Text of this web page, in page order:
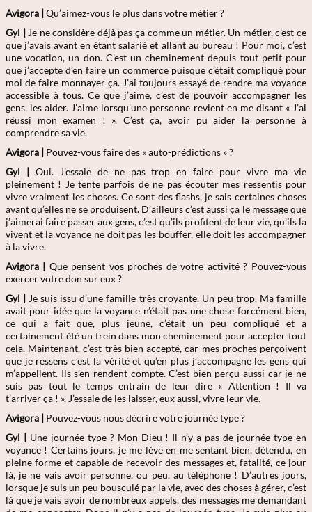
Avigora | Qu’aimez-vous le plus dans votre métier ?
Gyl | Je ne considère déjà pas ça comme un métier. Un métier, c’est ce
que j’avais avant en étant salarié et allant au bureau ! Pour moi, c’est
une vocation, un don. C’est un cheminement depuis tout petit pour
que j’accepte d’en faire un commerce puisque c’était compliqué pour
moi de faire monnayer ça. J’ai toujours essayé de rendre ma voyance
accessible à tous. Ce que j’aime, c’est de pouvoir accompagner les
gens, les aider. J’aime lorsqu’une personne revient en me disant « J’ai
réussi mon examen ! ». C’est ça, avoir pu aider la personne à
comprendre sa vie.
Avigora | Pouvez-vous faire des « auto-prédictions » ?
Gyl | Oui. J’essaie de ne pas trop en faire pour vivre ma vie
pleinement ! Je tente parfois de ne pas écouter mes ressentis pour
vivre vraiment les choses. Ce sont des flashs, je sais certaines choses
avant qu’elles ne se produisent. D’ailleurs c’est aussi ça le message que
j’aimerai faire passer aux gens, c’est qu’ils profitent de leur vie, qu’ils la
vivent et la voyance ne doit pas les bouffer, elle doit les accompagner
à la vivre.
Avigora | Que pensent vos proches de votre activité ? Pouvez-vous
exercer votre don sur eux ?
Gyl | Je suis issu d’une famille très croyante. Un peu trop. Ma famille
avait pour idée que la voyance n’était pas une chose forcément bien,
ce qui a fait que, plus jeune, c’était un peu compliqué et a
certainement été un frein dans mon cheminement pour accepter tout
cela. Maintenant, c’est très bien accepté, car mes proches perçoivent
que je ressens c’est la vérité et qu’en plus j’accompagne les gens qui
m’appellent. Ils s’en rendent compte. C’est bien perçu aussi car je ne
suis pas tout le temps entrain de leur dire « Attention ! Il va
t’arriver ça ! ». J’essaie de les laisser, eux aussi, vivre leur vie.
Avigora | Pouvez-vous nous décrire votre journée type ?
Gyl | Une journée type ? Mon Dieu ! Il n’y a pas de journée type en
voyance ! Certains jours, je me lève en me sentant bien, détendu, en
pleine forme et capable de recevoir des messages et, fatalité, ce jour
là, je ne vais avoir personne, ou peu, au téléphone ! D’autres jours,
lorsque je suis un peu bousculé par la vie, avec des choses à gérer, c’est
là que je vais avoir de nombreux appels, des messages me demandant